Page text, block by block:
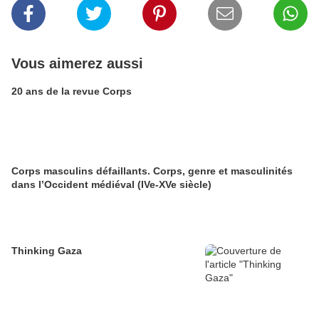
Vous aimerez aussi
20 ans de la revue Corps
Corps masculins défaillants. Corps, genre et masculinités
dans l’Occident médiéval (IVe-XVe siècle)
Thinking Gaza